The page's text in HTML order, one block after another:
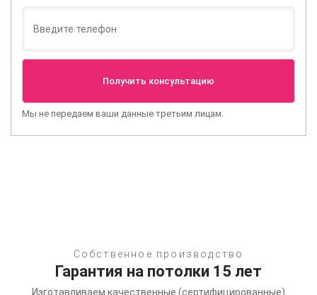
Мы не передаем ваши данные третьим лицам.
Собственное производство
Гарантия на потолки 15 лет
Изготавливаем качественные (сертифицированные)